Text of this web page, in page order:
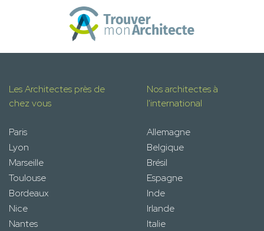
Les Architectes près de
chez vous
Paris
Lyon
Marseille
Toulouse
Bordeaux
Nice
Nantes
Nos architectes à
l'international
Allemagne
Belgique
Brésil
Espagne
Inde
Irlande
Italie